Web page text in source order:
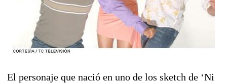
El personaje que nació en uno de los sketch de ‘Ni